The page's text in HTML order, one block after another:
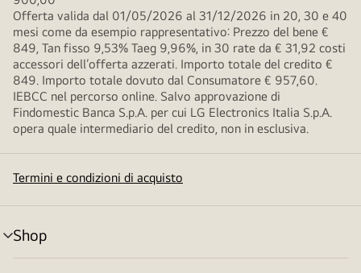
Offerta valida dal 01/05/2026 al 31/12/2026 in 20, 30 e 40
mesi come da esempio rappresentativo: Prezzo del bene €
849, Tan fisso 9,53% Taeg 9,96%, in 30 rate da € 31,92 costi
accessori dell’offerta azzerati. Importo totale del credito €
849. Importo totale dovuto dal Consumatore € 957,60.
IEBCC nel percorso online. Salvo approvazione di
Findomestic Banca S.p.A. per cui LG Electronics Italia S.p.A.
opera quale intermediario del credito, non in esclusiva.
Termini e condizioni di acquisto
Shop
Attivazione
menu